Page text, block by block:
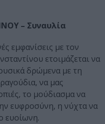
– Συναυλία
εμφανίσεις με τον
ετοιμάζεται να
δρώμενα με τη
να μας
το μούδιασμα να
ευφροσύνη, η νύχτα να
ευοίωνη.